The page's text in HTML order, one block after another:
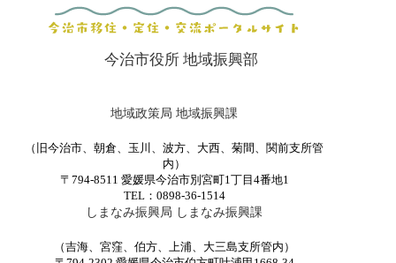
今治市役所 地域振興部
地域政策局 地域振興課
（旧今治市、朝倉、玉川、波方、大西、菊間、関前支所管
内）
〒794-8511 愛媛県今治市別宮町1丁目4番地1
TEL：0898-36-1514
しまなみ振興局 しまなみ振興課
（吉海、宮窪、伯方、上浦、大三島支所管内）